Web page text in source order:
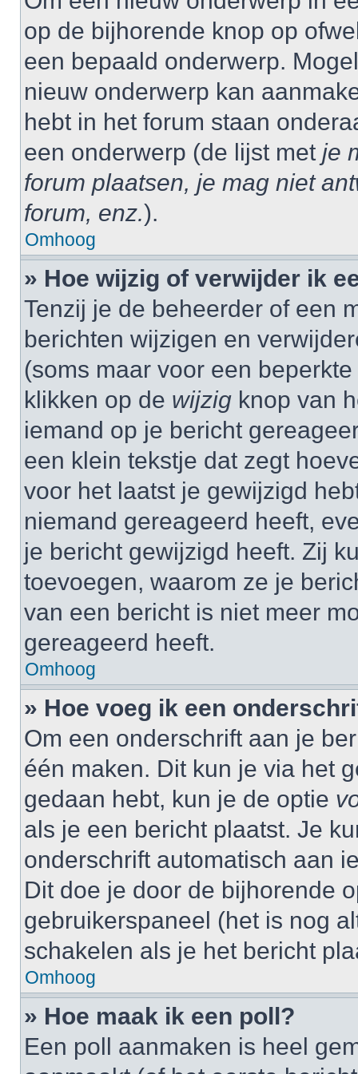
op de bijhorende knop op
een bepaald onderwerp.
nieuw onderwerp kan
hebt in het forum staan
een onderwerp (de lijst met je
forum plaatsen, je mag niet
forum, enz.).
Omhoog
» Hoe wijzig of verwijder ik
Tenzij je de beheerder of een
berichten wijzigen en
(soms maar voor een
klikken op de wijzig knop van
iemand op je bericht
een klein tekstje dat zegt
voor het laatst je gewijzigd
niemand gereageerd heeft,
je bericht gewijzigd heeft. Zij
toevoegen, waarom ze je
van een bericht is niet meer
gereageerd heeft.
Omhoog
» Hoe voeg ik een
Om een onderschrift aan je
één maken. Dit kun je via het
gedaan hebt, kun je de optie
als je een bericht plaatst. Je
onderschrift automatisch aan
Dit doe je door de bijhorende
gebruikerspaneel (het is nog
schakelen als je het bericht
Omhoog
» Hoe maak ik een poll?
Een poll aanmaken is heel